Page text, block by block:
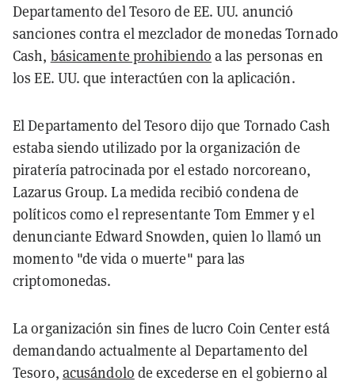
Departamento del Tesoro de EE. UU. anunció
sanciones contra el mezclador de monedas Tornado
Cash, básicamente prohibiendo a las personas en
los EE. UU. que interactúen con la aplicación.
El Departamento del Tesoro dijo que Tornado Cash
estaba siendo utilizado por la organización de
piratería patrocinada por el estado norcoreano,
Lazarus Group. La medida recibió condena de
políticos como el representante Tom Emmer y el
denunciante Edward Snowden, quien lo llamó un
momento "de vida o muerte" para las
criptomonedas.
La organización sin fines de lucro Coin Center está
demandando actualmente al Departamento del
Tesoro, acusándolo de excederse en el gobierno al